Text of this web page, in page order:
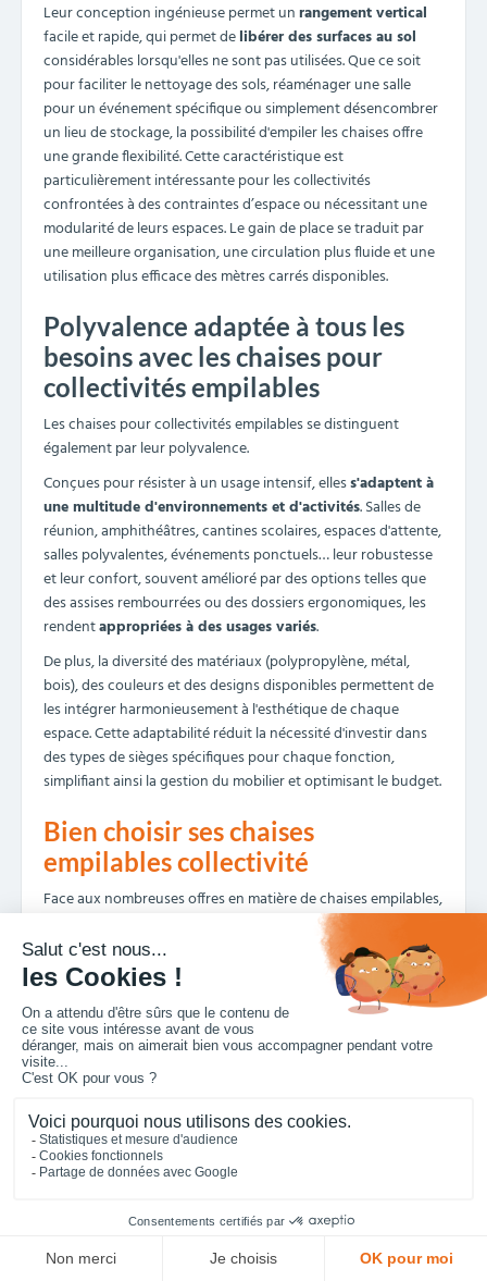
Leur conception ingénieuse permet unrangement vertical
facile et rapide, qui permet delibérer des surfaces au sol
considérables lorsqu'elles ne sont pas utilisées. Que ce soit
pour faciliter le nettoyage des sols, réaménager une salle
pour un événement spécifique ou simplement désencombrer
un lieu de stockage, la possibilité d'empiler les chaises offre
une grande flexibilité. Cette caractéristique est
particulièrement intéressante pour les collectivités
confrontées à des contraintes d’espace ou nécessitant une
modularité de leurs espaces. Le gain de place se traduit par
une meilleure organisation, une circulation plus fluide et une
utilisation plus efficace des mètres carrés disponibles.
Polyvalence adaptée à tous les
besoins avec les chaises pour
collectivités empilables
Les chaises pour collectivités empilables se distinguent
également par leur polyvalence.
Conçues pour résister à un usage intensif, elless'adaptent à
une multitude d'environnements et d'activités. Salles de
réunion, amphithéâtres, cantines scolaires, espaces d'attente,
salles polyvalentes, événements ponctuels… leur robustesse
et leur confort, souvent amélioré par des options telles que
des assises rembourrées ou des dossiers ergonomiques, les
rendentappropriées à des usages variés.
De plus, la diversité des matériaux (polypropylène, métal,
bois), des couleurs et des designs disponibles permettent de
les intégrer harmonieusement à l'esthétique de chaque
espace. Cette adaptabilité réduit la nécessité d'investir dans
des types de sièges spécifiques pour chaque fonction,
simplifiant ainsi la gestion du mobilier et optimisant le budget.
Bien choisir ses chaises
empilables collectivité
Face aux nombreuses offres en matière de chaises empilables,
il est crucial de définir des critères de choix précis pour
garantir un investissement pérenne et adapté aux besoins
spécifiques de votre collectivité.
Les critères essentiels de choix
d’une chaise collectivité
empilable
Plusieurs facteurs doivent être pris en compte lors du choix
de chaises empilables pour collectivités.
En premier lieu, larobustesse et la durabilité
fréquent et parfois intensif, il est donc essentiel de privilégier
des matériaux de qualité et des structures solides.